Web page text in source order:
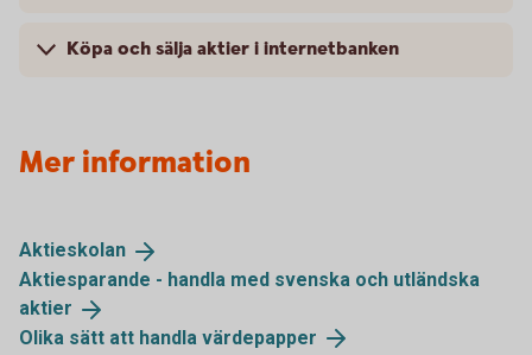
Köpa och sälja aktier i internetbanken
Mer information
Aktieskolan
Aktiesparande - handla med svenska och utländska
aktier
Olika sätt att handla värdepapper